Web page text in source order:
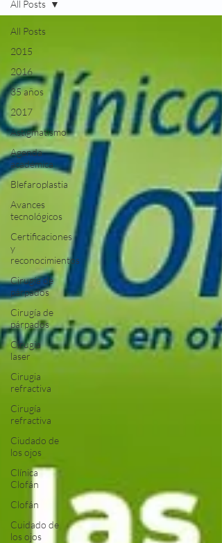
All Posts
2015
2016
35 años
2017
Astigmatismo
Agenda
académica
Blefaroplastia
Avances
tecnológicos
Certificaciones
y
reconocimientos
Cirugía de
párpados
Cirugía de
párpados
Cirugia
laser
Cirugia
refractiva
Cirugía
refractiva
Ciudado de
los ojos
Clínica
Clofán
Clofán
Cuidado de
los ojos
All Posts